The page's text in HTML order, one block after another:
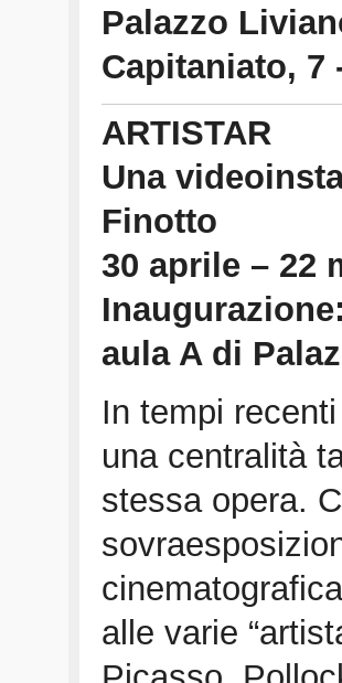
Palazzo
Capitaniato, 7
ARTISTAR
Una
Finotto
30 aprile – 22
aula A di
In tempi
una centralità
stessa opera.
alle varie